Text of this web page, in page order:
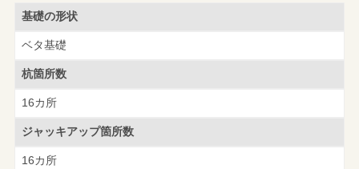
基礎の形状
ベタ基礎
杭箇所数
16カ所
ジャッキアップ箇所数
16カ所